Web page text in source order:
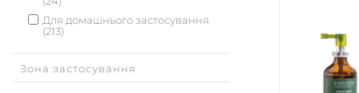
Для домашнього застосування
(213)
Зона застосування